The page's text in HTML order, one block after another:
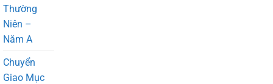
Thường
Niên –
Năm A
Chuyển
Giao Mục